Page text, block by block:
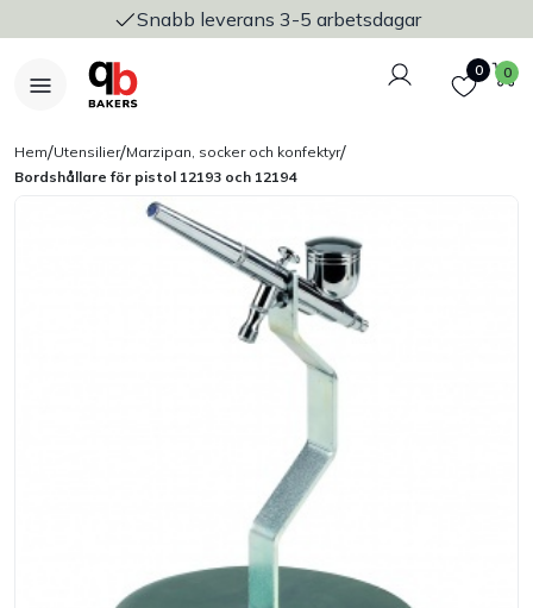
Snabb leverans 3-5 arbetsdagar
Logga in
Favoriter
0 0
Hem/Utensilier/Marzipan, socker och konfektyr/
Bordshållare för pistol 12193 och 12194